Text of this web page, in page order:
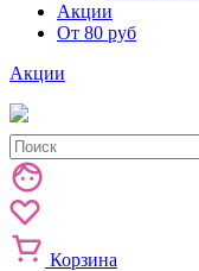
Акции
От 80 руб
Акции
Корзина